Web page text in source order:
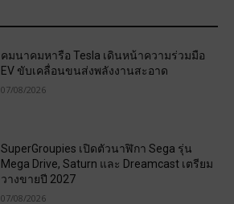
คมนาคมหารือ Tesla เดินหน้าความร่วมมือ
EV ขับเคลื่อนขนส่งพลังงานสะอาด
07/08/2026
SuperGroupies เปิดตัวนาฬิกา Sega รุ่น
Mega Drive, Saturn และ Dreamcast เตรียม
วางขายปี 2027
07/08/2026